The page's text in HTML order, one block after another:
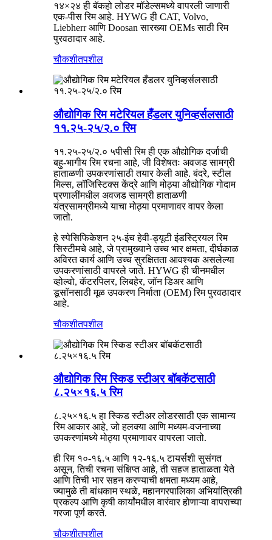
१४×२४ ही बॅकहो लोडर मॉडेल्समध्ये वापरली जाणारी
एक-पीस रिम आहे. HYWG ही CAT, Volvo,
Liebherr आणि Doosan सारख्या OEMs साठी रिम
पुरवठादार आहे.
चौकशीतपशील
औद्योगिक रिम मटेरियल हँडलर युनिव्हर्सलसाठी
११.२५-२५/२.० रिम
११.२५-२५/२.० ५पीसी रिम ही एक औद्योगिक दर्जाची
बहु-भागीय रिम रचना आहे, जी विशेषतः अवजड सामग्री
हाताळणी उपकरणांसाठी तयार केली आहे. बंदरे, स्टील
मिल्स, लॉजिस्टिक्स केंद्रे आणि मोठ्या औद्योगिक गोदाम
प्रणालींमधील अवजड सामग्री हाताळणी
यंत्रसामग्रीमध्ये याचा मोठ्या प्रमाणावर वापर केला
जातो.
हे स्पेसिफिकेशन २५-इंच हेवी-ड्यूटी इंडस्ट्रियल रिम
सिस्टीमचे आहे, जे प्रामुख्याने उच्च भार क्षमता, दीर्घकाळ
अविरत कार्य आणि उच्च सुरक्षितता आवश्यक असलेल्या
उपकरणांसाठी वापरले जाते. HYWG ही चीनमधील
व्होल्वो, कॅटरपिलर, लिबहेर, जॉन डिअर आणि
डूसाॅनसाठी मूळ उपकरण निर्माता (OEM) रिम पुरवठादार
आहे.
चौकशीतपशील
औद्योगिक रिम स्किड स्टीअर बॉबकॅटसाठी
८.२५×१६.५ रिम
८.२५×१६.५ हा स्किड स्टीअर लोडरसाठी एक सामान्य
रिम आकार आहे, जो हलक्या आणि मध्यम-वजनाच्या
उपकरणांमध्ये मोठ्या प्रमाणावर वापरला जातो.
ही रिम १०-१६.५ आणि १२-१६.५ टायर्सशी सुसंगत
असून, तिची रचना संक्षिप्त आहे, ती सहज हाताळता येते
आणि तिची भार सहन करण्याची क्षमता मध्यम आहे,
ज्यामुळे ती बांधकाम स्थळे, महानगरपालिका अभियांत्रिकी
प्रकल्प आणि कृषी कार्यांमधील वारंवार होणाऱ्या वापराच्या
गरजा पूर्ण करते.
चौकशीतपशील